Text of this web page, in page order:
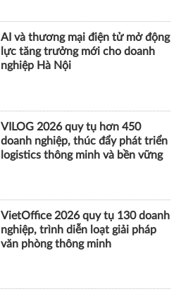
AI và thương mại điện tử mở động
lực tăng trưởng mới cho doanh
nghiệp Hà Nội
VILOG 2026 quy tụ hơn 450
doanh nghiệp, thúc đẩy phát triển
logistics thông minh và bền vững
VietOffice 2026 quy tụ 130 doanh
nghiệp, trình diễn loạt giải pháp
văn phòng thông minh